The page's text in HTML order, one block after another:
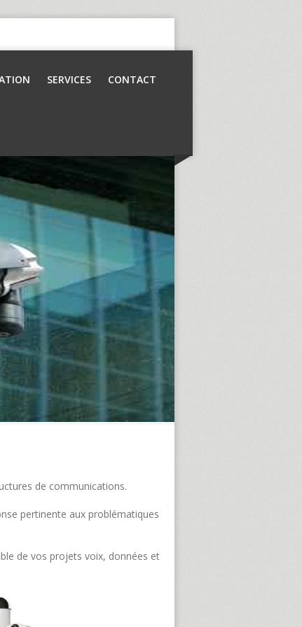
SERVICES CONTACT
de communications.
pertinente aux problématiques
de vos projets voix, données et